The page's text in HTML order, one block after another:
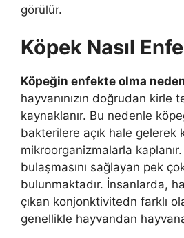
görülür.
Köpek Nasıl
Köpeğin enfekte olma
hayvanınızın doğrudan kirle
kaynaklanır. Bu nedenle
bakterilere açık hale gelerek
mikroorganizmalarla
bulaşmasını sağlayan pek
bulunmaktadır. İnsanlarda,
çıkan konjonktivitedn farklı
genellikle hayvandan